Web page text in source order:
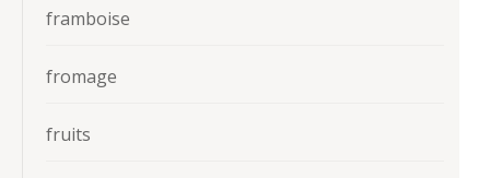
framboise
fromage
fruits